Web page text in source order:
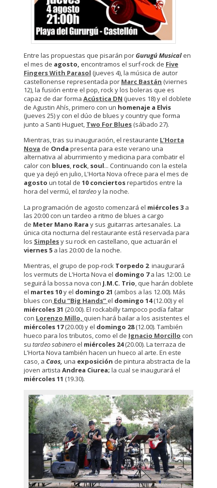
Entre las propuestas que pisarán porGurugú Musicalen
el mes de agosto, encontramos el surf-rock de Five
Fingers With Parasol (jueves 4), la música de autor
castellonense representada por Marc Bastán (viernes
12), la fusión entre el pop, rock y los boleras que es
capaz de dar forma Acústica DN (jueves 18) y el doblete
de Agustin Ahís, primero con un homenaje a Elvis
(jueves 25) y con el dúo de blues y country que forma
junto a Santi Huguet, Two For Blues (sábado 27).
Mientras, tras su inauguración, el restaurante L’Horta
Nova de Onda presenta para este verano una
alternativa al aburrimiento y medicina para combatir el
calor con blues, rock, soul... Continuando con la estela
que ya dejó en julio, L'Horta Nova ofrece para el mes de
agosto un total de 10 conciertosrepartidos entre la
hora del vermú, el tardeoy la noche.
La programación de agosto comenzará el miércoles 3 a
las 20:00 con un tardeo a ritmo de blues a cargo
de Meter Mano Rara y sus guitarras artesanales. La
única cita nocturna del restaurante está reservada para
los Simplesy su rock en castellano, que actuarán el
viernes 5 a las 20:00 de la noche.
Mientras, el grupo de pop-rock Torpedo 2inaugurará
los vermuts de L'Horta Nova el domingo 7a las 12:00. Le
seguirá la bossa nova con J.M.C. Trio, que harán doblete
el martes 10y el domingo 21 (ambos a las 12.00). Más
blues con Edu “Big Hands” el domingo 14(12.00) y el
miércoles 31 (20.00). El rockabilly tampoco podía faltar
con Lorenzo Millo, quien hará bailar a los asistentes el
miércoles 17(20.00) y el domingo 28(12.00). También
hueco para los tributos, como el de Ignacio Morcillo con
su tardeo sabinero el miércoles 24(20.00). La terraza de
L'Horta Nova también hacen un hueco al arte. En este
caso, a Caos, una exposición de pintura abstracta de la
joven artista Andrea Ciurea; la cual se inaugurará el
miércoles 11 (19.30).